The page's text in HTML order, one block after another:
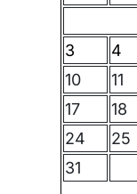
3
4
10
11
17
18
24
25
31